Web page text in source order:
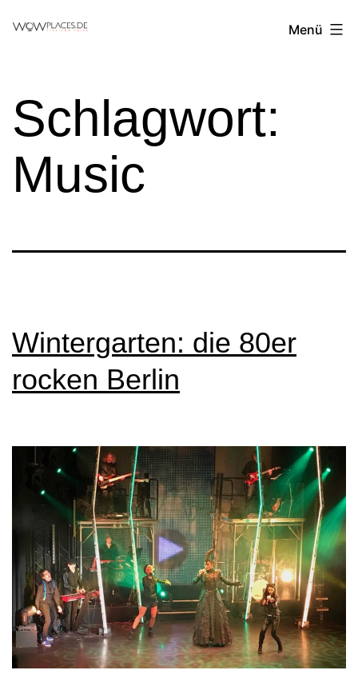
Reiseblog
Menü
Schlagwort:
Music
Wintergarten: die 80er
rocken Berlin